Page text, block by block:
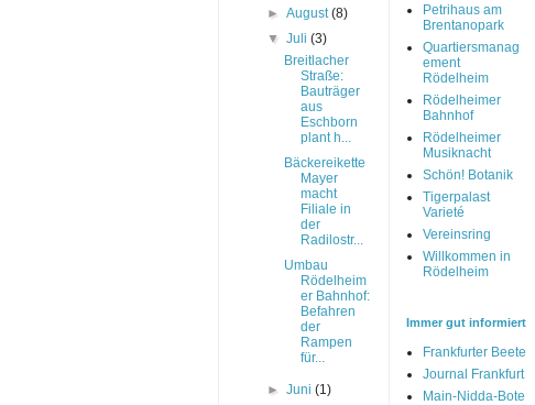
►August(8)
▼Juli(3)
Breitlacher
Straße:
Bauträger
aus
Eschborn
plant h...
Bäckereikette
Mayer
macht
Filiale in
der
Radilostr...
Umbau
Rödelheim
er Bahnhof:
Befahren
der
Rampen
für...
►Juni(1)
Petrihaus am
Brentanopark
Quartiersmanag
ement
Rödelheim
Rödelheimer
Bahnhof
Rödelheimer
Musiknacht
Schön! Botanik
Tigerpalast
Varieté
Vereinsring
Willkommen in
Rödelheim
Immer gut informiert
Frankfurter Beete
Journal Frankfurt
Main-Nidda-Bote